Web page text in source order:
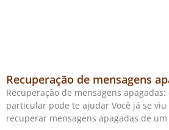
Recuperação de mensagens
Recuperação de mensagens
particular pode te ajudar Você já se
recuperar mensagens apagadas de